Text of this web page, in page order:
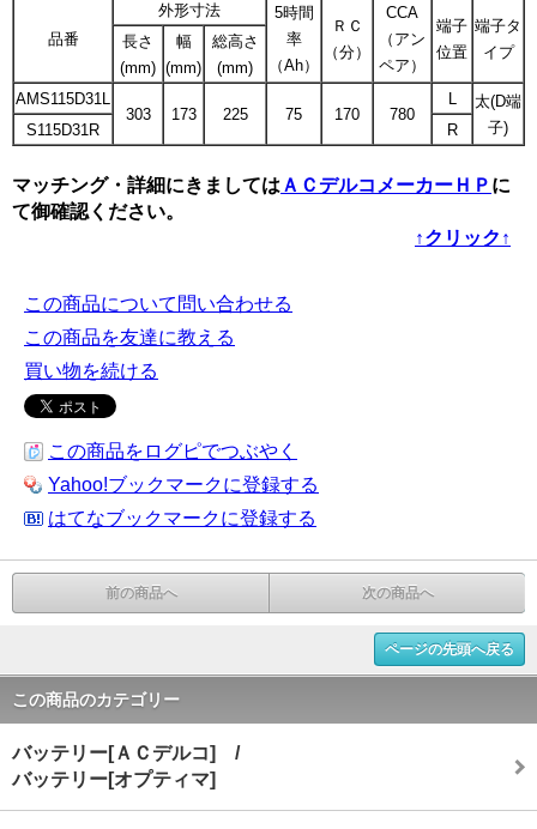
品番
外形寸法
5時間
率
（Ah）
ＲＣ
（分）
CCA
（アン
ペア）
端子
位置
端子タ
イプ
長さ
(mm)
幅
(mm)
総高さ
(mm)
AMS115D31L
303
173 225 75 170 780
L
太(D端
子)
S115D31R R
マッチング・詳細にきましては ＡＣデルコメーカーＨＰ に
て御確認ください。
↑クリック↑
この商品について問い合わせる
この商品を友達に教える
買い物を続ける
この商品をログピでつぶやく
Yahoo!ブックマークに登録する
はてなブックマークに登録する
前の商品へ 次の商品へ
ページの先頭へ戻る
この商品のカテゴリー
バッテリー[ＡＣデルコ] /
バッテリー[オプティマ]